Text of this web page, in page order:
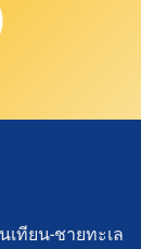
เทียน-ชายทะเล